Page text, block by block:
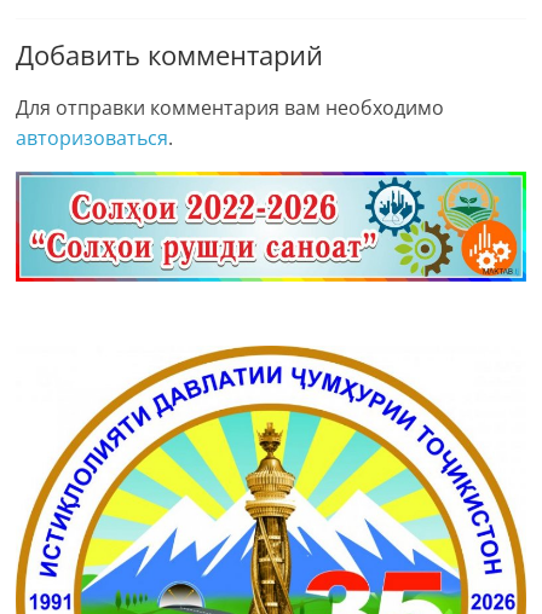
Добавить комментарий
Для отправки комментария вам необходимо
авторизоваться.